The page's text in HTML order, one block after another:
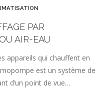
PAR
AIR-EAU
appareils qui chauffent en
est un système de
d’un point de vue…